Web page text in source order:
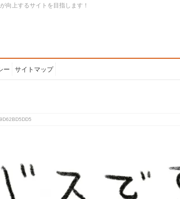
向上するサイトを目指します！
ー サイトマップ